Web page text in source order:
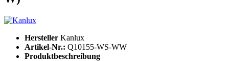
Hersteller Kanlux
Artikel-Nr.: Q10155-WS-WW
Produktbeschreibung